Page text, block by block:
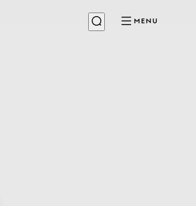
MENU